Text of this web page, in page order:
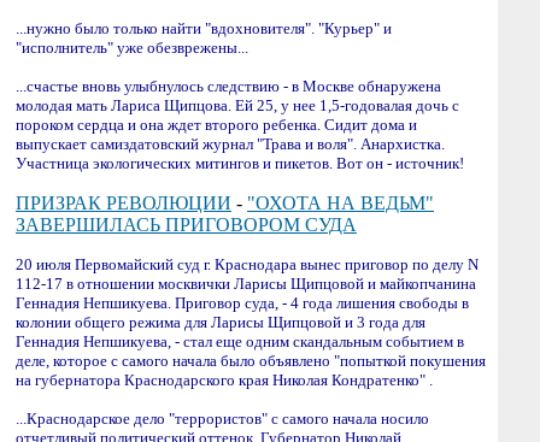
...нужно было только найти "вдохновителя". "Курьер" и
"исполнитель" уже обезврежены...
...счастье вновь улыбнулось следствию - в Москве обнаружена
молодая мать Лариса Щипцова. Ей 25, у нее 1,5-годовалая дочь с
пороком сердца и она ждет второго ребенка. Сидит дома и
выпускает самиздатовский журнал "Трава и воля". Анархистка.
Участница экологических митингов и пикетов. Вот он - источник!
ПРИЗРАК РЕВОЛЮЦИИ - "ОХОТА НА ВЕДЬМ"
ЗАВЕРШИЛАСЬ ПРИГОВОРОМ СУДА
20 июля Первомайский суд г. Краснодара вынес приговор по делу N
112-17 в отношении москвички Ларисы Щипцовой и майкопчанина
Геннадия Непшикуева. Приговор суда, - 4 года лишения свободы в
колонии общего режима для Ларисы Щипцовой и 3 года для
Геннадия Непшикуева, - стал еще одним скандальным событием в
деле, которое с самого начала было объявлено "попыткой покушения
на губернатора Краснодарского края Николая Кондратенко" .
...Краснодарское дело "террористов" с самого начала носило
отчетливый политический оттенок. Губернатор Николай